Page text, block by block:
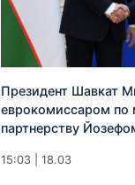
Президент Шавкат
еврокомиссаром
партнерству
15:03 | 18.03